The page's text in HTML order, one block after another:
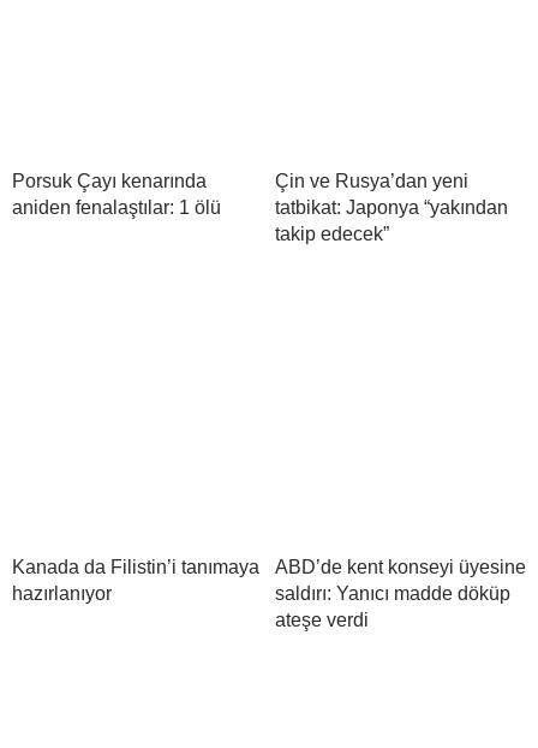
Porsuk Çayı kenarında
aniden fenalaştılar: 1 ölü
Çin ve Rusya’dan yeni
tatbikat: Japonya “yakından
takip edecek”
Kanada da Filistin’i tanımaya
hazırlanıyor
ABD’de kent konseyi üyesine
saldırı: Yanıcı madde döküp
ateşe verdi